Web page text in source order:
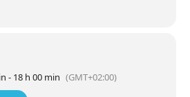
- 18 h 00 min (GMT+02:00)